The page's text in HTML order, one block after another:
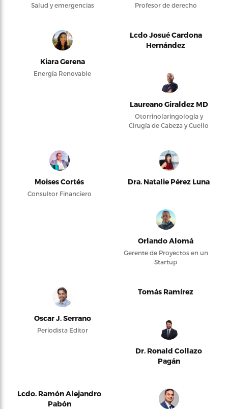
Salud y emergencias Profesor de derecho
Kiara Gerena
Energía Renovable
Lcdo Josué Cardona
Hernández
Laureano Giraldez MD
Otorrinolaringología y
Cirugía de Cabeza y Cuello
Moises Cortés
Consultor Financiero
Dra. Natalie Pérez Luna
Orlando Alomá
Gerente de Proyectos en un
Startup
Oscar J. Serrano
Periodista Editor
Tomás Ramírez
Dr. Ronald Collazo
Pagán
Lcdo. Ramón Alejandro
Pabón